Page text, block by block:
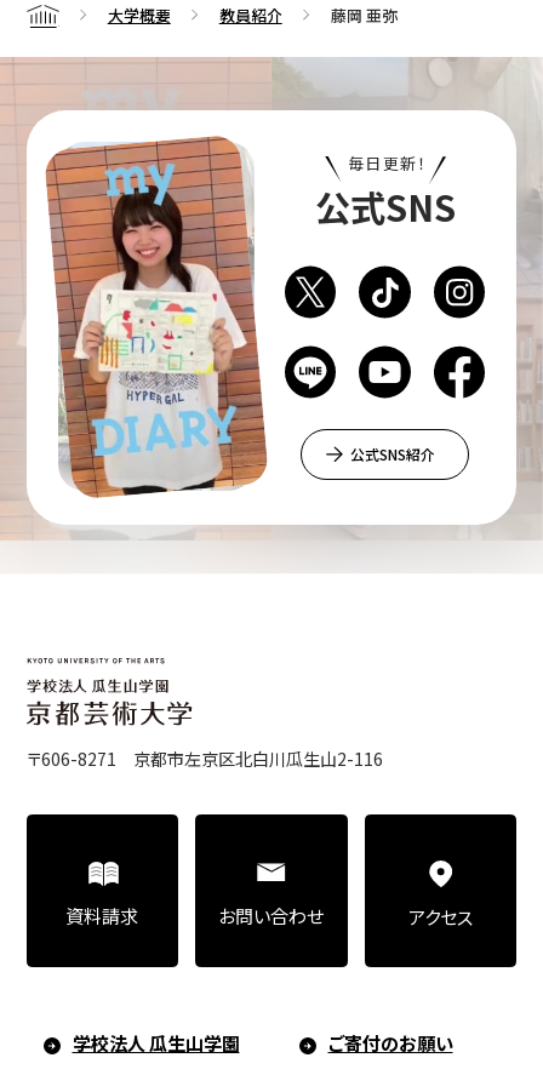
Home 大学概要 教員紹介 藤岡 亜弥
毎日更新！
公式SNS
公式SNS紹介
〒606-8271 京都市左京区北白川瓜生山2-116
学校法人 瓜生山学園 ご寄付のお願い
資料請求 お問い合わせ アクセス